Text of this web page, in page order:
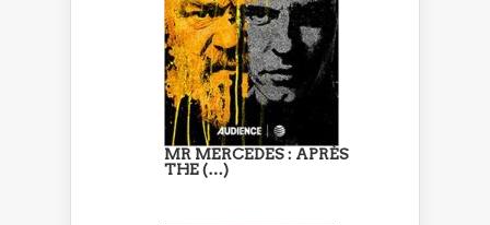
MR MERCEDES : APRÈS
THE (…)